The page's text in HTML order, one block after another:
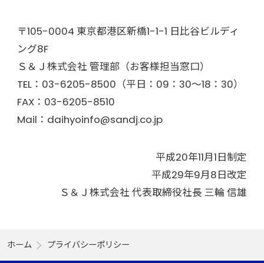
〒105-0004 東京都港区新橋1-1-1 日比谷ビルディ
ング8F
Ｓ＆Ｊ株式会社 管理部（お客様担当窓口）
TEL：03-6205-8500（平日：09：30～18：30）
FAX：03-6205-8510
Mail：daihyoinfo@sandj.co.jp
平成20年11月1日制定
平成29年9月8日改定
Ｓ＆Ｊ株式会社 代表取締役社長 三輪 信雄
ホーム プライバシーポリシー